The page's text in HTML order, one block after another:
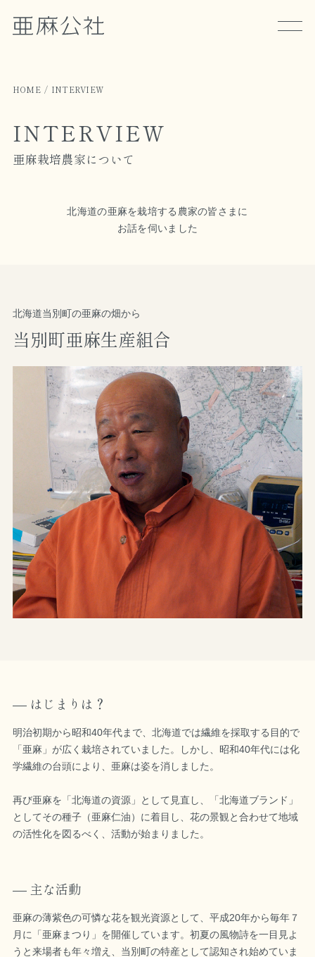
HOME INTERVIEW
INTERVIEW
亜麻栽培農家について
北海道の亜麻を栽培する農家の皆さまに
お話を伺いました
北海道当別町の亜麻の畑から
当別町亜麻生産組合
はじまりは？
明治初期から昭和40年代まで、北海道では繊維を採取する目的で
「亜麻」が広く栽培されていました。しかし、昭和40年代には化
学繊維の台頭により、亜麻は姿を消しました。
再び亜麻を「北海道の資源」として見直し、「北海道ブランド」
としてその種子（亜麻仁油）に着目し、花の景観と合わせて地域
の活性化を図るべく、活動が始まりました。
主な活動
亜麻の薄紫色の可憐な花を観光資源として、平成20年から毎年７
月に「亜麻まつり」を開催しています。初夏の風物詩を一目見よ
うと来場者も年々増え、当別町の特産として認知され始めていま